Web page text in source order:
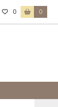
0 0